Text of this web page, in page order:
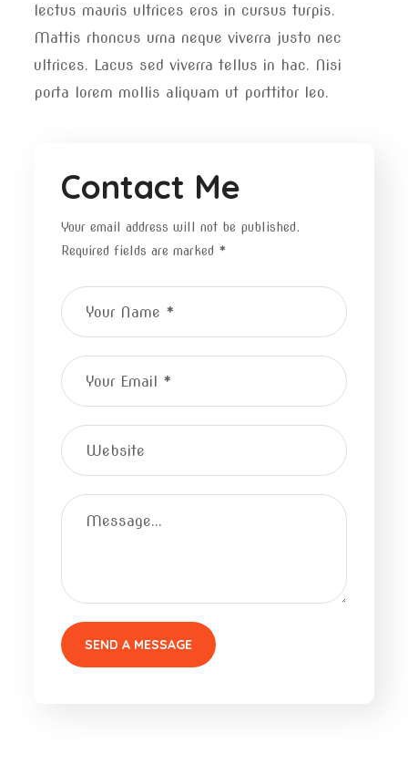
lectus mauris ultrices eros in cursus turpis.
Mattis rhoncus urna neque viverra justo nec
ultrices. Lacus sed viverra tellus in hac. Nisi
porta lorem mollis aliquam ut porttitor leo.
Contact Me
Your email address will not be published.
Required fields are marked *